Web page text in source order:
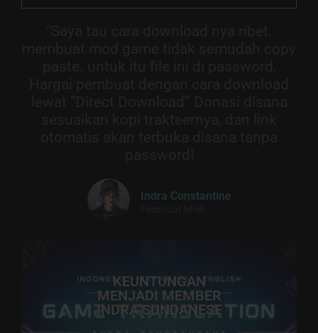
Indra Constantine
KEUNTUNGAN
MENJADI MEMBER
INDRA SUNDANESE